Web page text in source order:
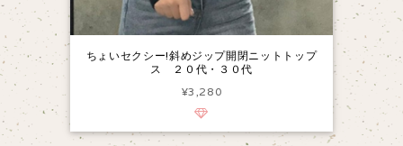
ちょいセクシー!斜めジップ開閉ニットトップ
ス ２０代・３０代
¥3,280